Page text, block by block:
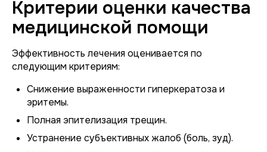
Критерии оценки качества
медицинской помощи
Эффективность лечения оценивается по
следующим критериям:
Снижение выраженности гиперкератоза и
эритемы.
Полная эпителизация трещин.
Устранение субъективных жалоб (боль, зуд).